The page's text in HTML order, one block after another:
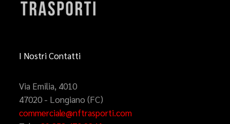
I Nostri Contatti
Via Emilia, 4010
47020 - Longiano (FC)
commerciale@nftrasporti.com